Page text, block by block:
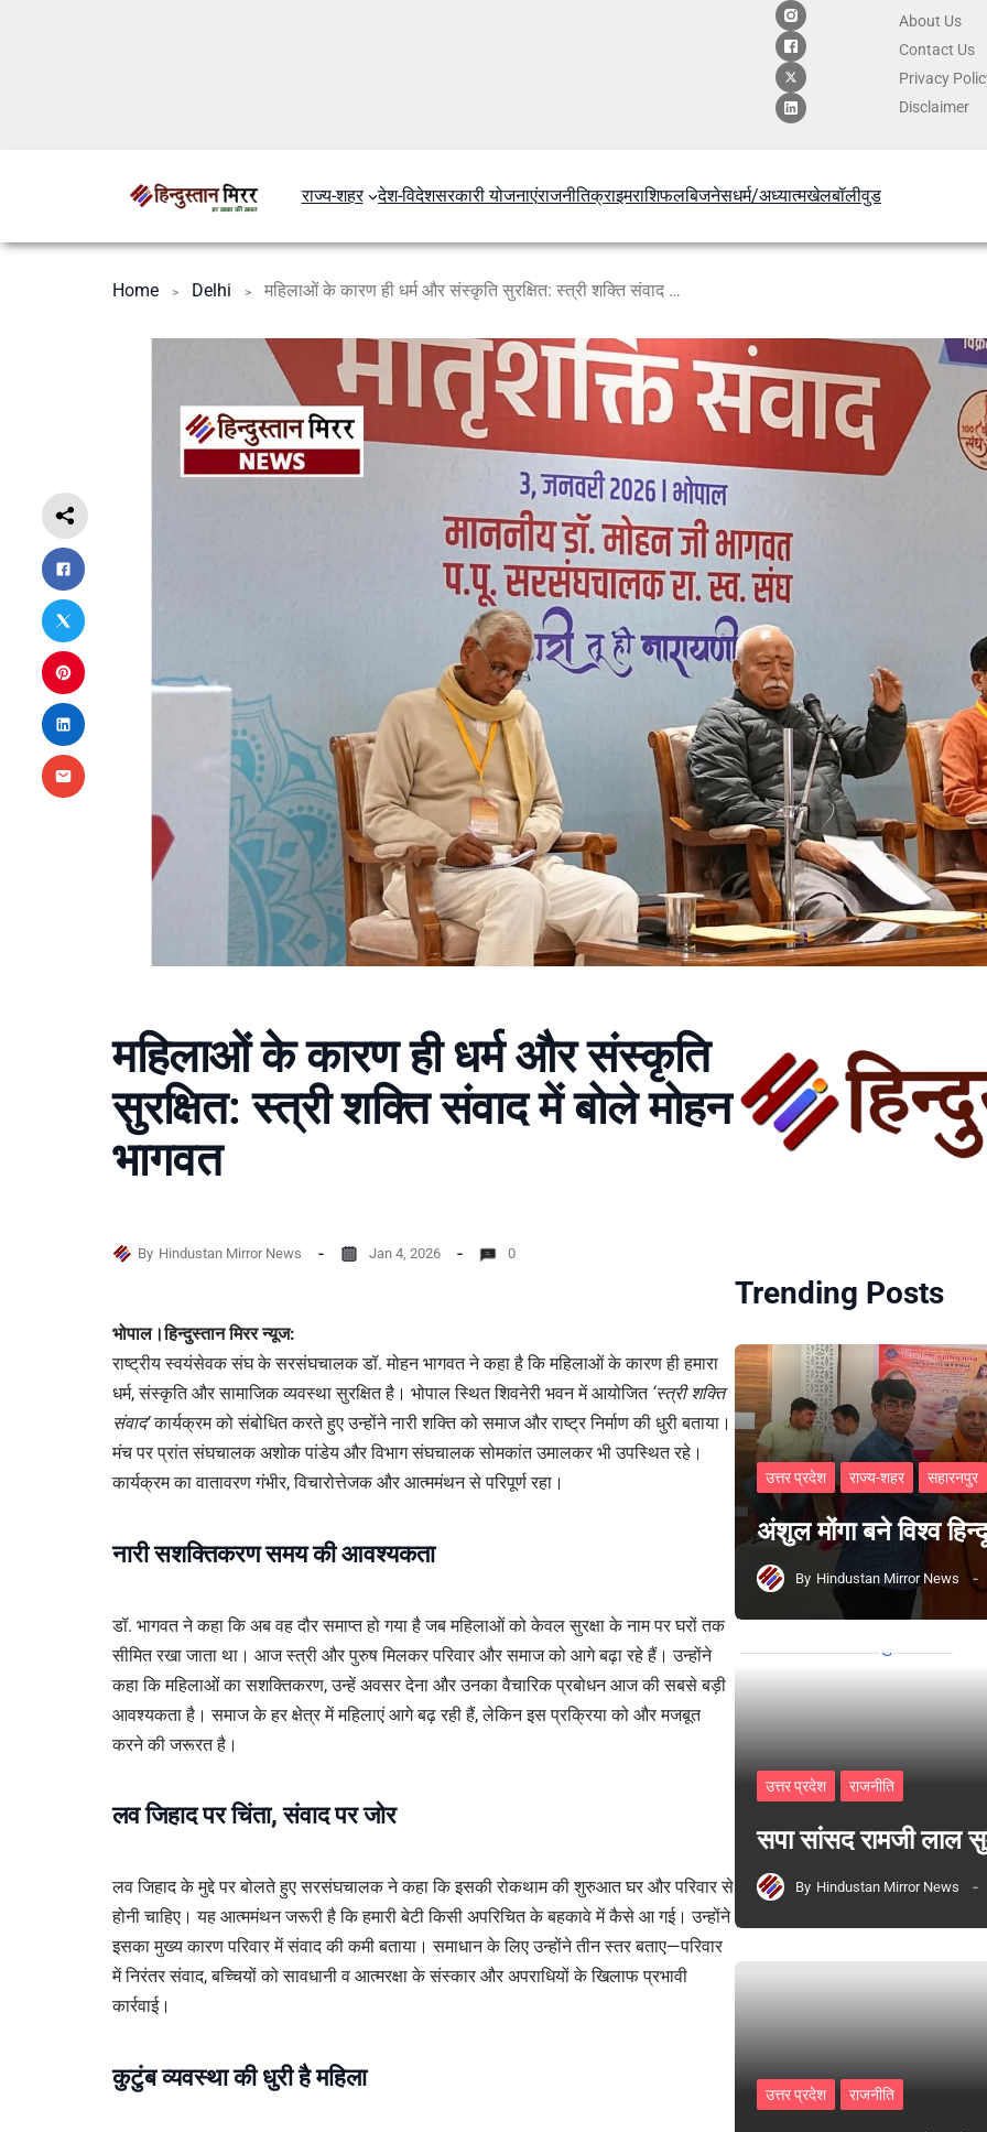
About Us
Contact Us
Privacy
Disclaimer
राज्य-शहर देश-विदेशसरकारी योजनाएंराजनीतिक्राइमराशिफलबिजनेसधर्म/अध्यात्मखेलबॉलीवुड
Home Delhi महिलाओं के कारण ही धर्म और संस्कृति सुरक्षित: स्त्री शक्ति संवाद में बोले मोहन भागवत
महिलाओं के कारण ही धर्म और संस्कृति
सुरक्षित: स्त्री शक्ति संवाद में बोले मोहन
भागवत
By Hindustan Mirror News Jan 4, 2026 0
भोपाल।हिन्दुस्तान मिरर न्यूज:
राष्ट्रीय स्वयंसेवक संघ के सरसंघचालक डॉ. मोहन भागवत ने कहा है कि महिलाओं के कारण ही हमारा
धर्म, संस्कृति और सामाजिक व्यवस्था सुरक्षित है। भोपाल स्थित शिवनेरी भवन में आयोजित ‘स्त्री शक्ति
संवाद’कार्यक्रम को संबोधित करते हुए उन्होंने नारी शक्ति को समाज और राष्ट्र निर्माण की धुरी बताया।
मंच पर प्रांत संघचालक अशोक पांडेय और विभाग संघचालक सोमकांत उमालकर भी उपस्थित रहे।
कार्यक्रम का वातावरण गंभीर, विचारोत्तेजक और आत्ममंथन से परिपूर्ण रहा।
नारी सशक्तिकरण समय की आवश्यकता
डॉ. भागवत ने कहा कि अब वह दौर समाप्त हो गया है जब महिलाओं को केवल सुरक्षा के नाम पर घरों तक
सीमित रखा जाता था। आज स्त्री और पुरुष मिलकर परिवार और समाज को आगे बढ़ा रहे हैं। उन्होंने
कहा कि महिलाओं का सशक्तिकरण, उन्हें अवसर देना और उनका वैचारिक प्रबोधन आज की सबसे बड़ी
आवश्यकता है। समाज के हर क्षेत्र में महिलाएं आगे बढ़ रही हैं, लेकिन इस प्रक्रिया को और मजबूत
करने की जरूरत है।
लव जिहाद पर चिंता, संवाद पर जोर
लव जिहाद के मुद्दे पर बोलते हुए सरसंघचालक ने कहा कि इसकी रोकथाम की शुरुआत घर और परिवार से
होनी चाहिए। यह आत्ममंथन जरूरी है कि हमारी बेटी किसी अपरिचित के बहकावे में कैसे आ गई। उन्होंने
इसका मुख्य कारण परिवार में संवाद की कमी बताया। समाधान के लिए उन्होंने तीन स्तर बताए—परिवार
में निरंतर संवाद, बच्चियों को सावधानी व आत्मरक्षा के संस्कार और अपराधियों के खिलाफ प्रभावी
कार्रवाई।
कुटुंब व्यवस्था की धुरी है महिला
Trending Posts
उत्तर प्रदेश राज्य-शहर सहारनपुर
अंशुल मोंगा बने विश्व
By Hindustan Mirror News
उत्तर प्रदेश राजनीति
सपा सांसद रामजी लाल
By Hindustan Mirror News
उत्तर प्रदेश राजनीति